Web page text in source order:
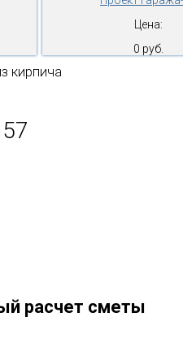
Цена:
0 руб.
кирпича
расчет сметы